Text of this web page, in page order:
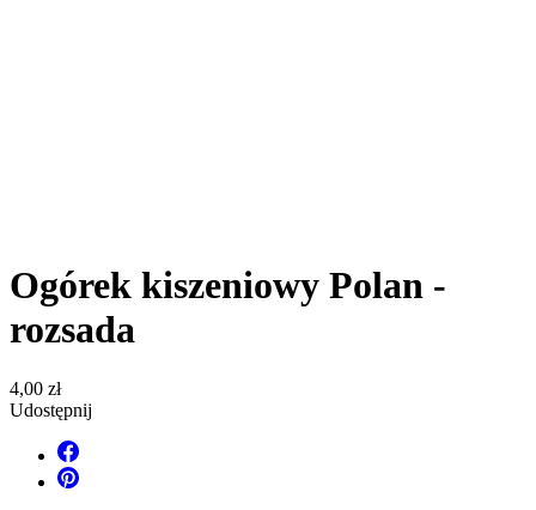
Ogórek kiszeniowy Polan -
rozsada
4,00 zł
Udostępnij